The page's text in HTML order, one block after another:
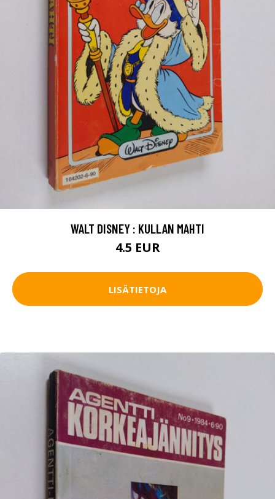
WALT DISNEY : KULLAN MAHTI
4.5 EUR
LISÄTIETOJA